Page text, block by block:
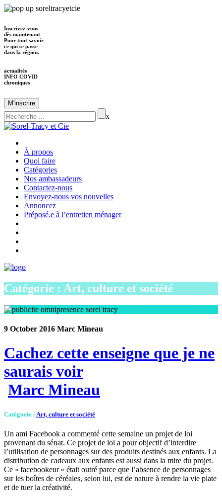
Inscrivez-vous
dès maintenant
Pour tout savoir
ce qui se passe
dans la région.
actualités
INFO COVID
chroniques
M'inscrire
x
À propos
Quoi faire
Catégories
Nos ambassadeurs
Contactez-nous
Envoyez-nous vos nouvelles
Annoncez
Préposé.e à l’entretien ménager
Catégorie : Art, culture et société
9 October 2016 Marc Mineau
Cachez cette enseigne que je ne
saurais voir
Marc Mineau
Catégorie : Art, culture et société
Un ami Facebook a commenté cette semaine un projet de loi
provenant du sénat. Ce projet de loi a pour objectif d’interdire
l’utilisation de personnages sur des produits destinés aux enfants. La
distribution de cadeaux aux enfants est aussi dans la mire du projet.
Ce « facebookeur » était outré parce que l’absence de personnages
sur les boîtes de céréales, selon lui, est de nature à rendre la vie plate
et de tuer la créativité.